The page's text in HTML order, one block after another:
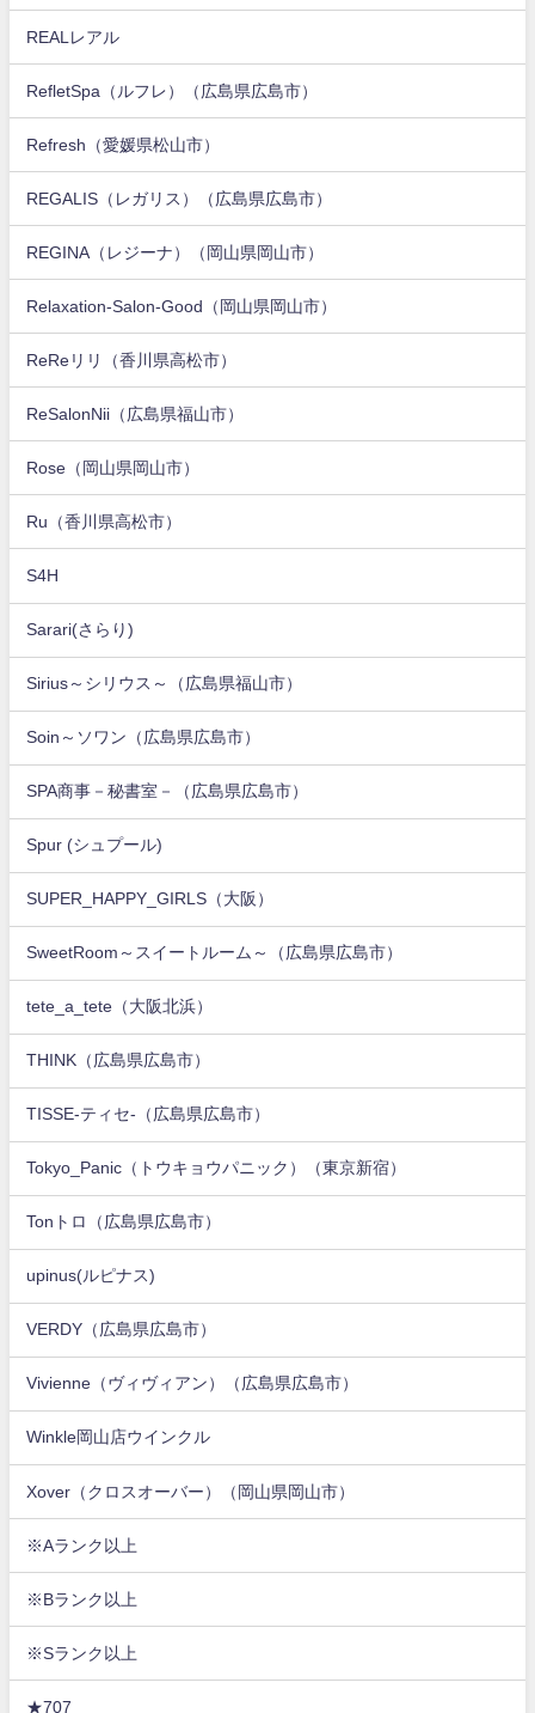
REALレアル
RefletSpa（ルフレ）（広島県広島市）
Refresh（愛媛県松山市）
REGALIS（レガリス）（広島県広島市）
REGINA（レジーナ）（岡山県岡山市）
Relaxation-Salon-Good（岡山県岡山市）
ReReリリ（香川県高松市）
ReSalonNii（広島県福山市）
Rose（岡山県岡山市）
Ru（香川県高松市）
S4H
Sarari(さらり)
Sirius～シリウス～（広島県福山市）
Soin～ソワン（広島県広島市）
SPA商事－秘書室－（広島県広島市）
Spur (シュプール)
SUPER_HAPPY_GIRLS（大阪）
SweetRoom～スイートルーム～（広島県広島市）
tete_a_tete（大阪北浜）
THINK（広島県広島市）
TISSE-ティセ-（広島県広島市）
Tokyo_Panic（トウキョウパニック）（東京新宿）
Tonトロ（広島県広島市）
upinus(ルピナス)
VERDY（広島県広島市）
Vivienne（ヴィヴィアン）（広島県広島市）
Winkle岡山店ウインクル
Xover（クロスオーバー）（岡山県岡山市）
※Aランク以上
※Bランク以上
※Sランク以上
★707